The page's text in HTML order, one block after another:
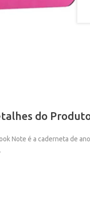
do
Note é a caderneta de